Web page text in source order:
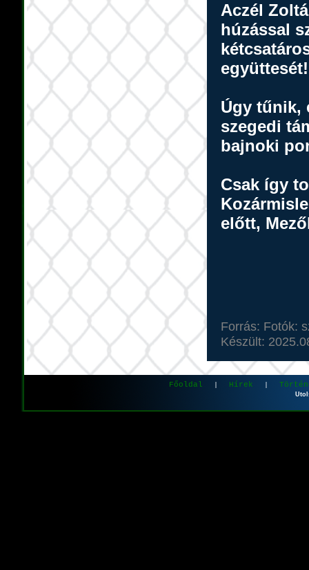
Aczél
húzással
együttesét!
Úgy tűnik,
szegedi
bajnoki
Csak így
előtt,
Forrás: Fotók:
Készült:
Főoldal Hírek